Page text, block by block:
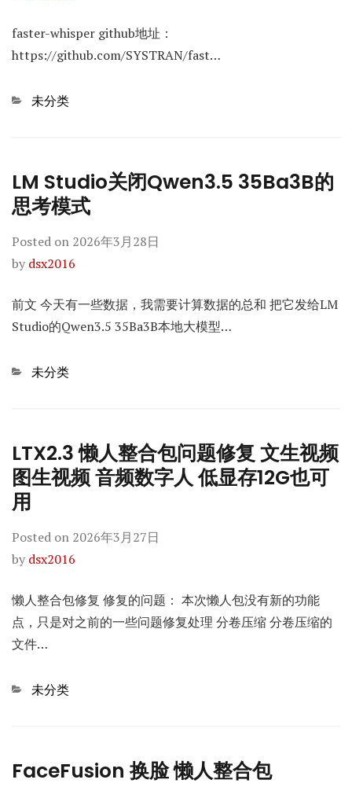
faster-whisper github地址：
https://github.com/SYSTRAN/fast…
Categories
未分类
LM Studio关闭Qwen3.5 35Ba3B的
思考模式
Posted on 2026年3月28日
by dsx2016
前文 今天有一些数据，我需要计算数据的总和 把它发给LM
Studio的Qwen3.5 35Ba3B本地大模型…
Categories
未分类
LTX2.3 懒人整合包问题修复 文生视频
图生视频 音频数字人 低显存12G也可
用
Posted on 2026年3月27日
by dsx2016
懒人整合包修复 修复的问题： 本次懒人包没有新的功能
点，只是对之前的一些问题修复处理 分卷压缩 分卷压缩的
文件…
Categories
未分类
FaceFusion 换脸 懒人整合包